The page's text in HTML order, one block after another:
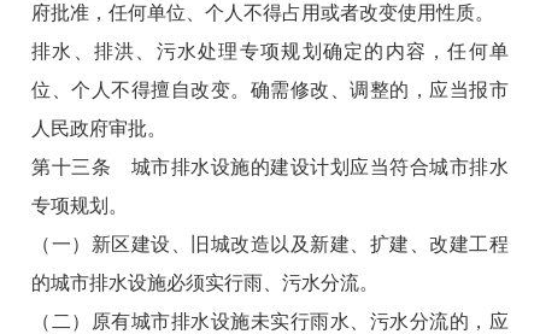
府批准，任何单位、个人不得占用或者改变使用性质。
排水、排洪、污水处理专项规划确定的内容，任何单
位、个人不得擅自改变。确需修改、调整的，应当报市
人民政府审批。
第十三条 城市排水设施的建设计划应当符合城市排水
专项规划。
（一）新区建设、旧城改造以及新建、扩建、改建工程
的城市排水设施必须实行雨、污水分流。
（二）原有城市排水设施未实行雨水、污水分流的，应